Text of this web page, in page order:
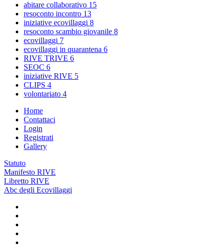
abitare collaborativo 15
resoconto incontro 13
iniziative ecovillaggi 8
resoconto scambio giovanile 8
ecovillaggi 7
ecovillaggi in quarantena 6
RIVE TRIVE 6
SEOC 6
iniziative RIVE 5
CLIPS 4
volontariato 4
Home
Contattaci
Login
Registrati
Gallery
Statuto
Manifesto RIVE
Libretto RIVE
Abc degli Ecovillaggi